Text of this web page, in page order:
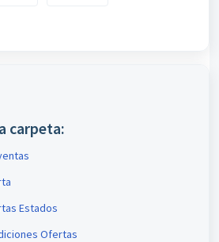
carpeta:
Estados
Ofertas